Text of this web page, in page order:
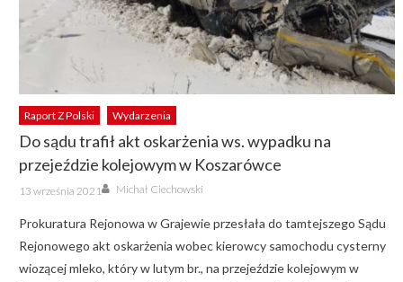
Raport Z Polski Wydarzenia
Do sądu trafił akt oskarżenia ws. wypadku na
przejeździe kolejowym w Koszarówce
Posted
on
13 września 2021 Author
Michał Ciechowski
Prokuratura Rejonowa w Grajewie przesłała do tamtejszego Sądu
Rejonowego akt oskarżenia wobec kierowcy samochodu cysterny
wiozącej mleko, który w lutym br., na przejeździe kolejowym w